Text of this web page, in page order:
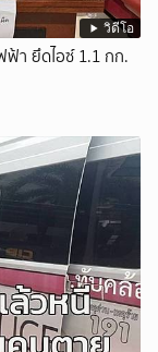
วิดีโอ
ฟ้า ยึดไอซ์ 1.1 กก.